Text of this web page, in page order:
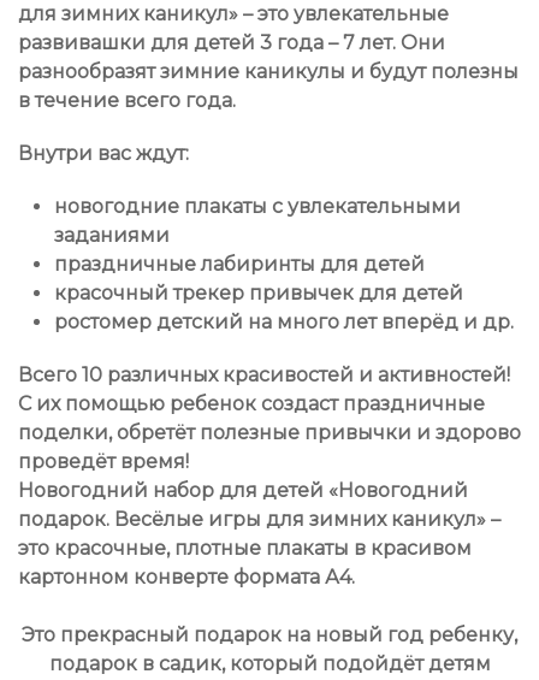
для зимних каникул» – это увлекательные
развивашки для детей 3 года – 7 лет. Они
разнообразят зимние каникулы и будут полезны
в течение всего года.
Внутри вас ждут:
новогодние плакаты с увлекательными
заданиями
праздничные лабиринты для детей
красочный трекер привычек для детей
ростомер детский на много лет вперёд и др.
Всего 10 различных красивостей и активностей!
С их помощью ребенок создаст праздничные
поделки, обретёт полезные привычки и здорово
проведёт время!
Новогодний набор для детей «Новогодний
подарок. Весёлые игры для зимних каникул» –
это красочные, плотные плакаты в красивом
картонном конверте формата А4.
Это прекрасный подарок на новый год ребенку,
подарок в садик, который подойдёт детям